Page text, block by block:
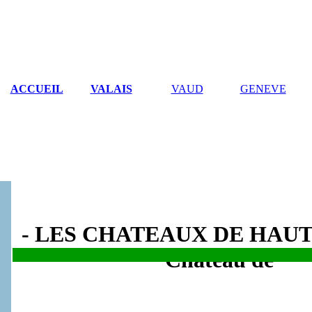
- LES CHATEAUX DE
Château de
ACCUEIL VALAIS VAUD GENEVE